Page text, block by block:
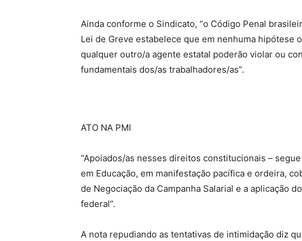
Ainda conforme o Sindicato, “o Código Penal
Lei de Greve estabelece que em nenhuma hipótese
qualquer outro/a agente estatal poderão violar ou
fundamentais dos/as trabalhadores/as”.
ATO NA PMI
“Apoiados/as nesses direitos constitucionais –
em Educação, em manifestação pacífica e ordeira,
de Negociação da Campanha Salarial e a aplicação
federal”.
A nota repudiando as tentativas de intimidação diz